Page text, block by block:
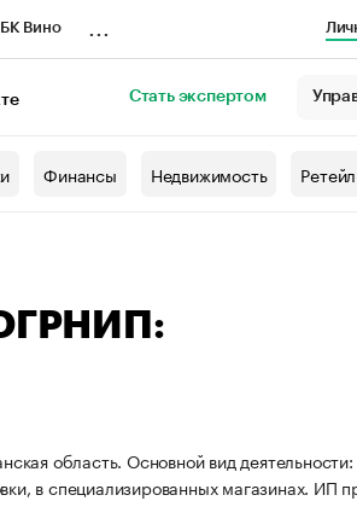
Вино
Стать экспертом
Финансы Недвижимость Ретейл
область. Основной вид деятельности:
в специализированных магазинах. ИП